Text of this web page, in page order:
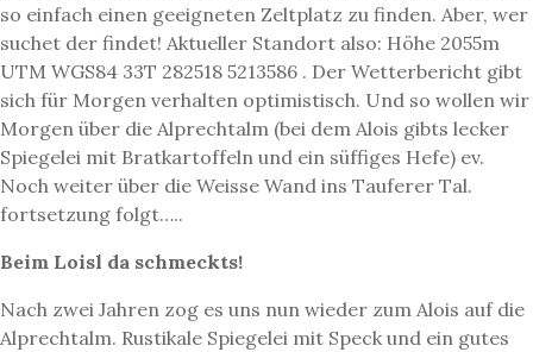
so einfach einen geeigneten Zeltplatz zu finden. Aber, wer
suchet der findet! Aktueller Standort also: Höhe 2055m
UTM WGS84 33T 282518 5213586 . Der Wetterbericht gibt
sich für Morgen verhalten optimistisch. Und so wollen wir
Morgen über die Alprechtalm (bei dem Alois gibts lecker
Spiegelei mit Bratkartoffeln und ein süffiges Hefe) ev.
Noch weiter über die Weisse Wand ins Tauferer Tal.
fortsetzung folgt…..
Beim Loisl da schmeckts!
Nach zwei Jahren zog es uns nun wieder zum Alois auf die
Alprechtalm. Rustikale Spiegelei mit Speck und ein gutes